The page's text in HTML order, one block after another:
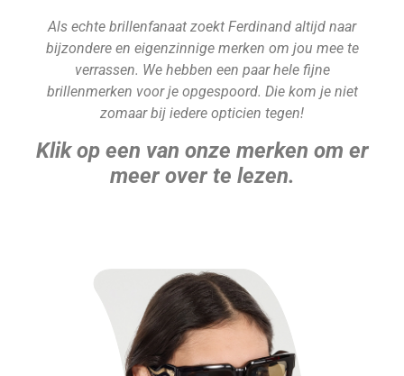
Als echte brillenfanaat zoekt Ferdinand altijd naar
bijzondere en eigenzinnige merken om jou mee te
verrassen. We hebben een paar hele fijne
brillenmerken voor je opgespoord. Die kom je niet
zomaar bij iedere opticien tegen!
Klik op een van onze merken om er
meer over te lezen.